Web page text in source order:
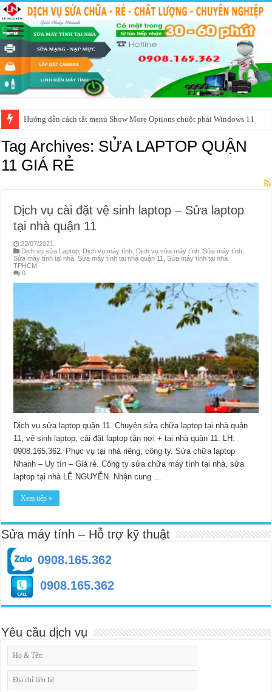
Hướng dẫn cách tắt menu Show More Options chuột phải Windows 11
Tag Archives: SỬA LAPTOP QUẬN
11 GIÁ RẺ
Dịch vụ cài đặt vệ sinh laptop – Sửa laptop
tại nhà quận 11
22/07/2021
Dịch vụ sửa Laptop Dịch vụ máy tính Dịch vụ sửa máy tính ,Sửa máy tính
Sửa máy tính tại nhà ,Sửa máy tính tại nhà quận 11 ,Sửa máy tính tại nhà
TPHCM
0
Dịch vụ sửa laptop quận 11. Chuyên sửa chữa laptop tại nhà quận
11, vệ sinh laptop, cài đặt laptop tận nơi + tại nhà quận 11. LH:
0908.165.362. Phục vụ tại nhà riêng, công ty. Sửa chữa laptop
Nhanh – Uy tín – Giá rẻ. Công ty sửa chữa máy tính tại nhà, sửa
laptop tại nhà LÊ NGUYỄN. Nhận cung …
Xem tiếp »
Sửa máy tính – Hỗ trợ kỹ thuật
0908.165.362
0908.165.362
Yêu cầu dịch vụ